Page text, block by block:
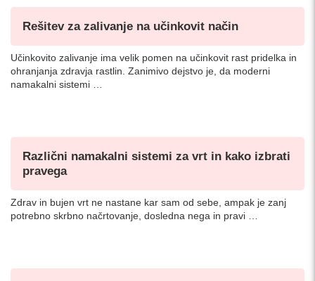
Rešitev za zalivanje na učinkovit način
Učinkovito zalivanje ima velik pomen na učinkovit rast pridelka in
ohranjanja zdravja rastlin. Zanimivo dejstvo je, da moderni
namakalni sistemi …
Različni namakalni sistemi za vrt in kako izbrati
pravega
Zdrav in bujen vrt ne nastane kar sam od sebe, ampak je zanj
potrebno skrbno načrtovanje, dosledna nega in pravi …